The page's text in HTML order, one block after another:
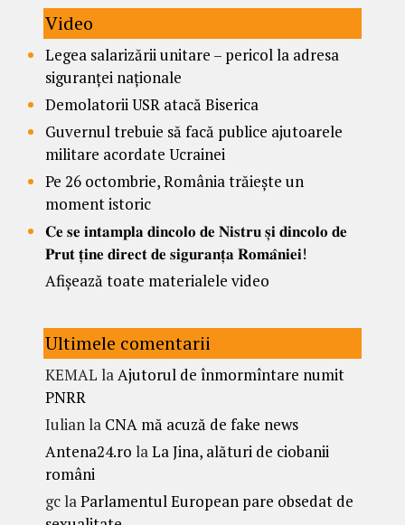
Video
Legea salarizării unitare – pericol la adresa
siguranței naționale
Demolatorii USR atacă Biserica
Guvernul trebuie să facă publice ajutoarele
militare acordate Ucrainei
Pe 26 octombrie, România trăiește un
moment istoric
𝐂𝐞 𝐬𝐞 𝐢𝐧𝐭𝐚𝐦𝐩𝐥𝐚 𝐝𝐢𝐧𝐜𝐨𝐥𝐨 𝐝𝐞 𝐍𝐢𝐬𝐭𝐫𝐮 𝐬̦𝐢 𝐝𝐢𝐧𝐜𝐨𝐥𝐨 𝐝𝐞
𝐏𝐫𝐮𝐭 𝐭̦𝐢𝐧𝐞 𝐝𝐢𝐫𝐞𝐜𝐭 𝐝𝐞 𝐬𝐢𝐠𝐮𝐫𝐚𝐧𝐭̦𝐚 𝐑𝐨𝐦𝐚̂𝐧𝐢𝐞𝐢!
Afișează toate materialele video
Ultimele comentarii
KEMAL laAjutorul de înmormîntare numit
PNRR
Iulianla CNA mă acuză de fake news
Antena24.ro laLa Jina, alături de ciobanii
români
gclaParlamentul European pare obsedat de